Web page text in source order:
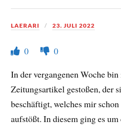
LAERARI 23. JULI 2022
0
0
In der vergangenen Woche
Zeitungsartikel gestoßen, der
beschäftigt, welches mir
aufstößt. In diesem ging es